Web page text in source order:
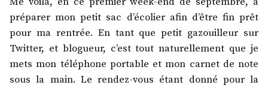
préparer mon petit sac d’écolier afin d’être fin prêt
pour ma rentrée. En tant que petit gazouilleur sur
Twitter, et blogueur, c’est tout naturellement que je
mets mon téléphone portable et mon carnet de note
sous la main. Le rendez-vous étant donné pour la